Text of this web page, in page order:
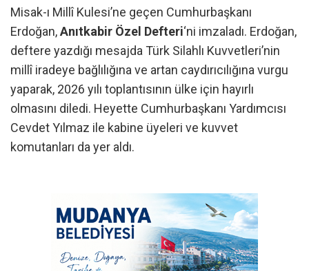
Misak-ı Millî Kulesi’ne geçen Cumhurbaşkanı
Erdoğan,Anıtkabir Özel Defteri‘ni imzaladı. Erdoğan,
deftere yazdığı mesajda Türk Silahlı Kuvvetleri’nin
millî iradeye bağlılığına ve artan caydırıcılığına vurgu
yaparak, 2026 yılı toplantısının ülke için hayırlı
olmasını diledi. Heyette Cumhurbaşkanı Yardımcısı
Cevdet Yılmaz ile kabine üyeleri ve kuvvet
komutanları da yer aldı.